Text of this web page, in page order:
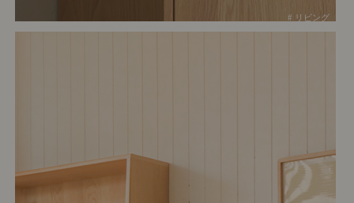
# リビング